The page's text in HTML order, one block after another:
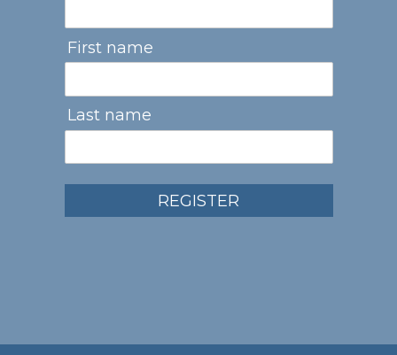
First name
Last name
REGISTER